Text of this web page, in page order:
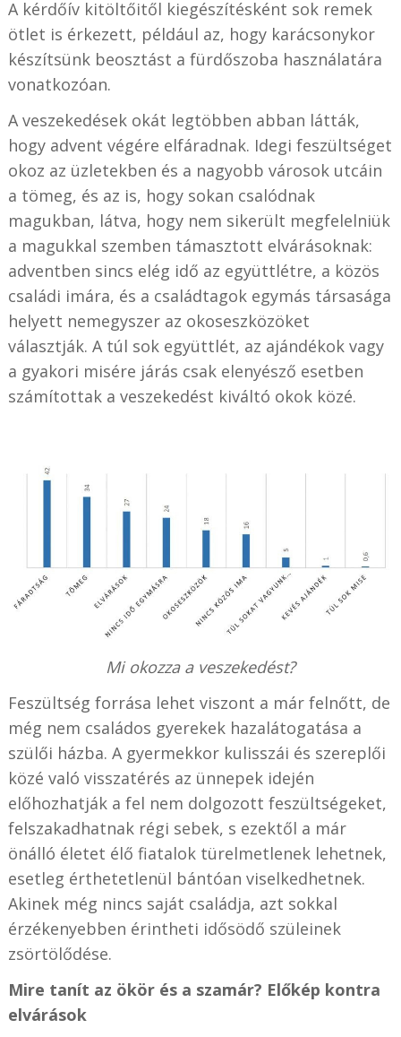
A kérdőív kitöltőitől kiegészítésként sok remek
ötlet is érkezett, például az, hogy karácsonykor
készítsünk beosztást a fürdőszoba használatára
vonatkozóan.
A veszekedések okát legtöbben abban látták,
hogy advent végére elfáradnak. Idegi feszültséget
okoz az üzletekben és a nagyobb városok utcáin
a tömeg, és az is, hogy sokan csalódnak
magukban, látva, hogy nem sikerült megfelelniük
a magukkal szemben támasztott elvárásoknak:
adventben sincs elég idő az együttlétre, a közös
családi imára, és a családtagok egymás társasága
helyett nemegyszer az okoseszközöket
választják. A túl sok együttlét, az ajándékok vagy
a gyakori misére járás csak elenyésző esetben
számítottak a veszekedést kiváltó okok közé.
Mi okozza a veszekedést?
Feszültség forrása lehet viszont a már felnőtt, de
még nem családos gyerekek hazalátogatása a
szülői házba. A gyermekkor kulisszái és szereplői
közé való visszatérés az ünnepek idején
előhozhatják a fel nem dolgozott feszültségeket,
felszakadhatnak régi sebek, s ezektől a már
önálló életet élő fiatalok türelmetlenek lehetnek,
esetleg érthetetlenül bántóan viselkedhetnek.
Akinek még nincs saját családja, azt sokkal
érzékenyebben érintheti idősödő szüleinek
zsörtölődése.
Mire tanít az ökör és a szamár? Előkép kontra
elvárások